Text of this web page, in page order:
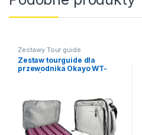
Zestawy Tour guide
Zestaw tourguide dla
przewodnika Okayo WT-